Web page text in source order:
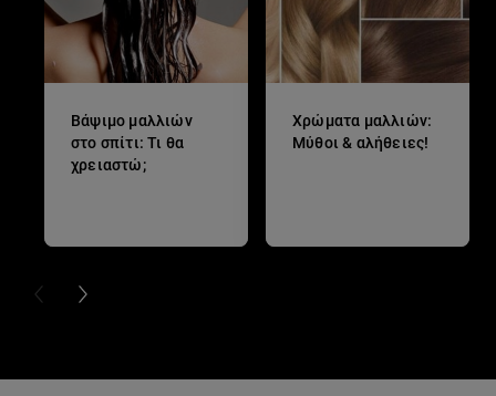
Βάψιμο μαλλιών
στο σπίτι: Τι θα
χρειαστώ;
Χρώματα μαλλιών:
Μύθοι & αλήθειες!
PREVIOUS CARD
NEXT CARD